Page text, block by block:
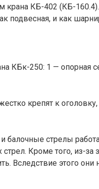
крана КБ-402 (КБ-
подвесная, и как
КБк-250: 1 — опорная
крепят к
стрелы
стрел. Кроме того, из-
Вследствие этого